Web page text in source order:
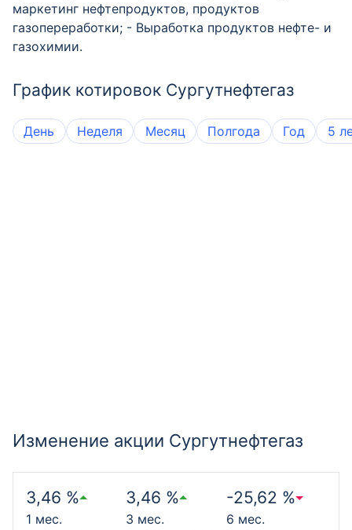
маркетинг нефтепродуктов, продуктов
газопереработки; - Выработка продуктов нефте- и
газохимии.
График котировок Сургутнефтегаз
День Неделя Месяц Полгода Год 5
Изменение акции Сургутнефтегаз
3,46 %
1 мес.
3,46 %
3 мес.
-25,62 %
6 мес.